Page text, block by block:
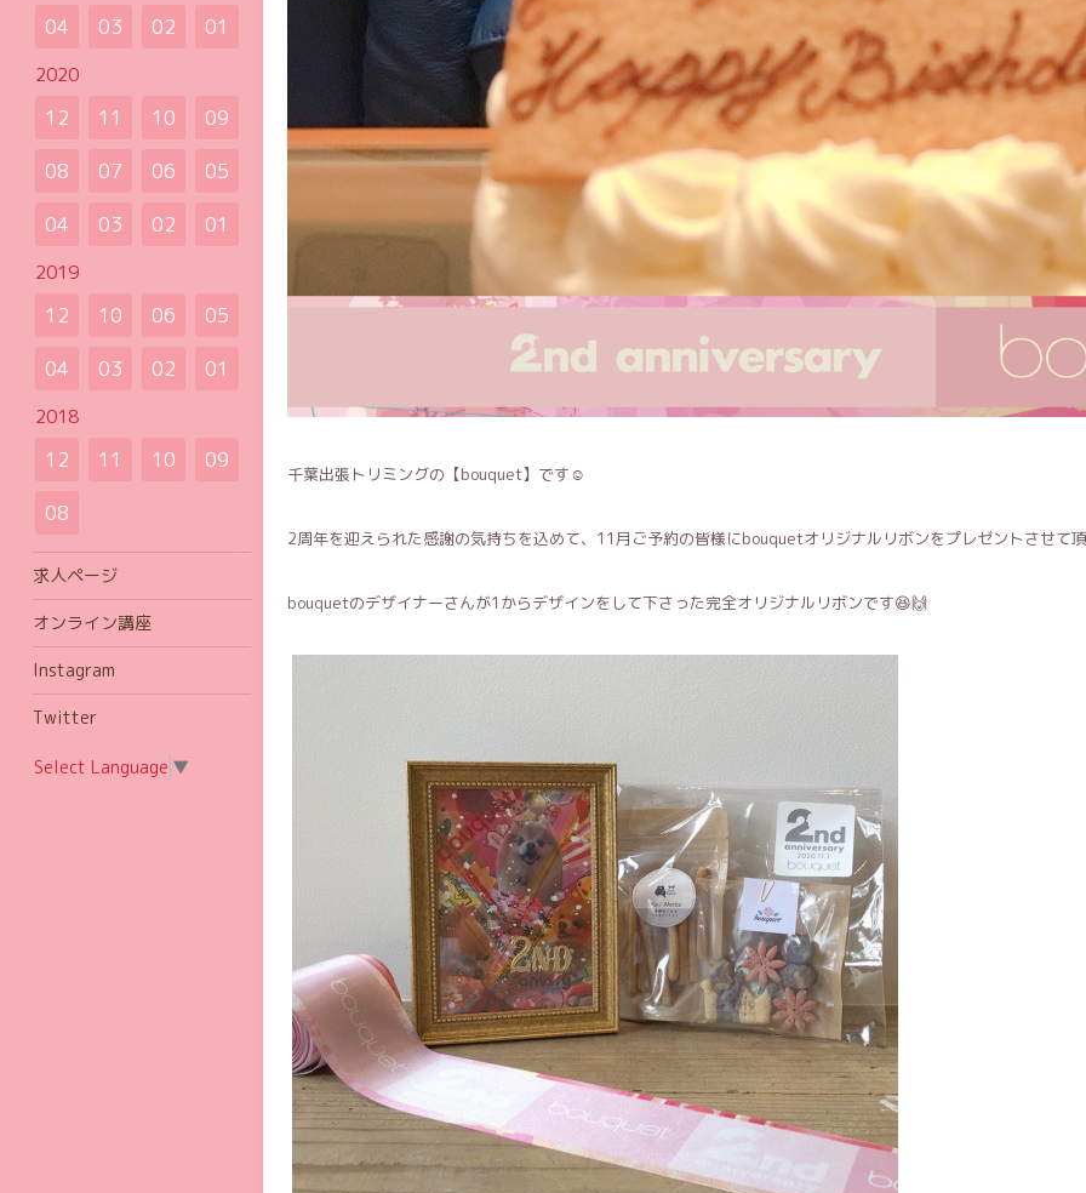
千葉出張トリミングの【bouquet】です☺️
2周年を迎えられた感謝の気持ちを込めて、11月ご予約の皆様にbouquetオリジナルリボンをプレゼントさせて
bouquetのデザイナーさんが1からデザインをして下さった完全オリジナルリボンです😆🙌
04
03 02 01
2020
12 11 10
09
08
07 06
05
04
03 02 01
2019
12 10 06
05
04
03 02 01
2018
12 11 10
09
08
求人ページ
オンライン講座
Instagram
Twitter
Select Language ▼